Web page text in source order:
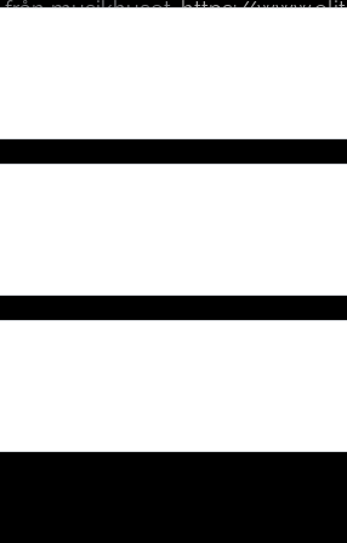
musikhuset.https://